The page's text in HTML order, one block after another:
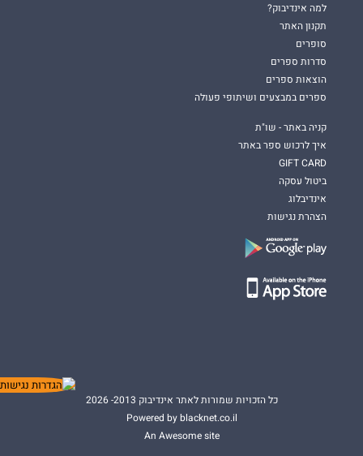
למה אינדיבוק?
תקנון האתר
סופרים
סדרות ספרים
הוצאות ספרים
ספרים במבצעים ושיתופי פעולה
קניה באתר - שו"ת
איך לרכוש ספר באתר
GIFT CARD
ביטול עסקה
אינדיבלוג
הצהרת נגישות
כל הזכויות שמורות לאתר אינדיבוק 2013- 2026
Powered by blacknet.co.il
An Awesome site